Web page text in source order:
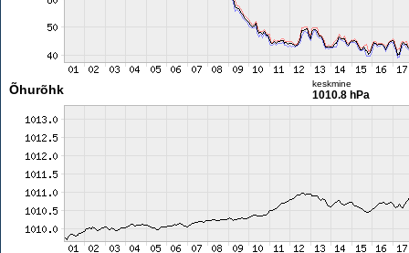
Õhurõhk keskmine
1010.8 hPa